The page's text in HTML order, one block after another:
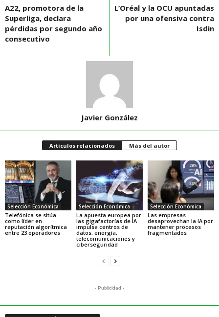
A22, promotora de la
Superliga, declara
pérdidas por segundo año
consecutivo
L’Oréal y la OCU apuntadas
por una ofensiva contra
Isdin
Javier González
Artículos relacionados Más del autor
Selección Económica
Telefónica se sitúa
como líder en
reputación algorítmica
entre 23 operadores
Selección Económica
La apuesta europea por
las gigafactorías de IA
impulsa centros de
datos, energía,
telecomunicaciones y
ciberseguridad
Selección Económica
Las empresas
desaprovechan la IA por
mantener procesos
fragmentados
- Publicidad -